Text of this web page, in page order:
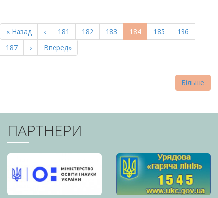
НА
СТОРІНКИ
Перша
сторінка
« Назад
Попередня
сторінка
‹ Page
181 Page
182 Page
183
Поточна
сторінка
184 Page
185 Page
186
Page
187
Наступна
сторінка
›
Остання
сторінка
Вперед»
Більше
ПАРТНЕРИ